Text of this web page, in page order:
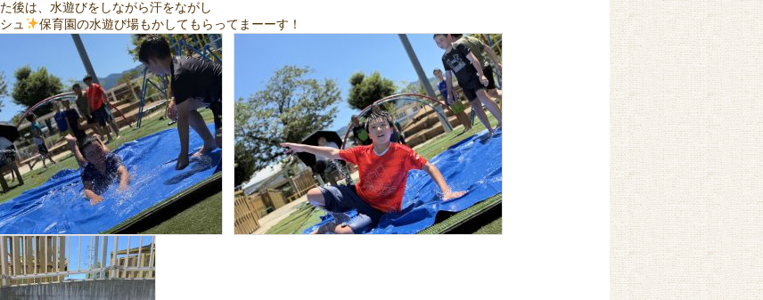
後は、水遊びをしながら汗をながし
ュ
保育園の水遊び場もかしてもらってまーーす！